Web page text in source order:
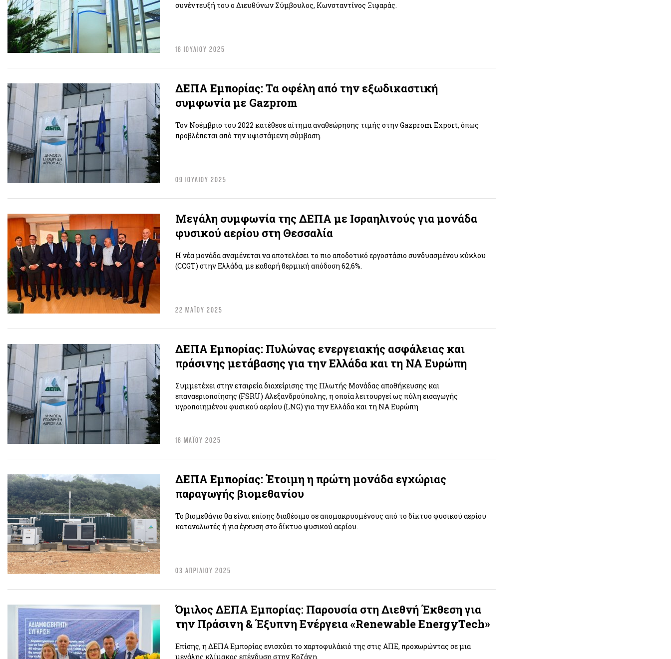
συνέντευξή του ο Διευθύνων Σύμβουλος, Κωνσταντίνος Ξιφαράς.
16 ΙΟΥΛΙΟΥ 2025
ΔΕΠΑ Εμπορίας: Τα οφέλη από την εξωδικαστική
συμφωνία με Gazprom
Toν Νοέμβριο του 2022 κατέθεσε αίτημα αναθεώρησης τιμής στην Gazprom Export, όπως
προβλέπεται από την υφιστάμενη σύμβαση.
09 ΙΟΥΛΙΟΥ 2025
Μεγάλη συμφωνία της ΔΕΠΑ με Ισραηλινούς για μονάδα
φυσικού αερίου στη Θεσσαλία
Η νέα μονάδα αναμένεται να αποτελέσει το πιο αποδοτικό εργοστάσιο συνδυασμένου κύκλου
(CCGT) στην Ελλάδα, με καθαρή θερμική απόδοση 62,6%.
22 ΜΑΪΟΥ 2025
ΔΕΠΑ Εμπορίας: Πυλώνας ενεργειακής ασφάλειας και
πράσινης μετάβασης για την Ελλάδα και τη ΝΑ Ευρώπη
Συμμετέχει στην εταιρεία διαχείρισης της Πλωτής Μονάδας αποθήκευσης και
επαναεριοποίησης (FSRU) Αλεξανδρούπολης, η οποία λειτουργεί ως πύλη εισαγωγής
υγροποιημένου φυσικού αερίου (LNG) για την Ελλάδα και τη ΝΑ Ευρώπη
16 ΜΑΪΟΥ 2025
ΔΕΠΑ Εμπορίας: Έτοιμη η πρώτη μονάδα εγχώριας
παραγωγής βιομεθανίου
Το βιομεθάνιο θα είναι επίσης διαθέσιμο σε απομακρυσμένους από το δίκτυο φυσικού αερίου
καταναλωτές ή για έγχυση στο δίκτυο φυσικού αερίου.
03 ΑΠΡΙΛΙΟΥ 2025
Όμιλος ΔΕΠΑ Εμπορίας: Παρουσία στη Διεθνή Έκθεση για
την Πράσινη & Έξυπνη Ενέργεια «Renewable EnergyTech»
Επίσης, η ΔΕΠΑ Εμπορίας ενισχύει το χαρτοφυλάκιό της στις ΑΠΕ, προχωρώντας σε μια
μεγάλης κλίμακας επένδυση στην Κοζάνη.